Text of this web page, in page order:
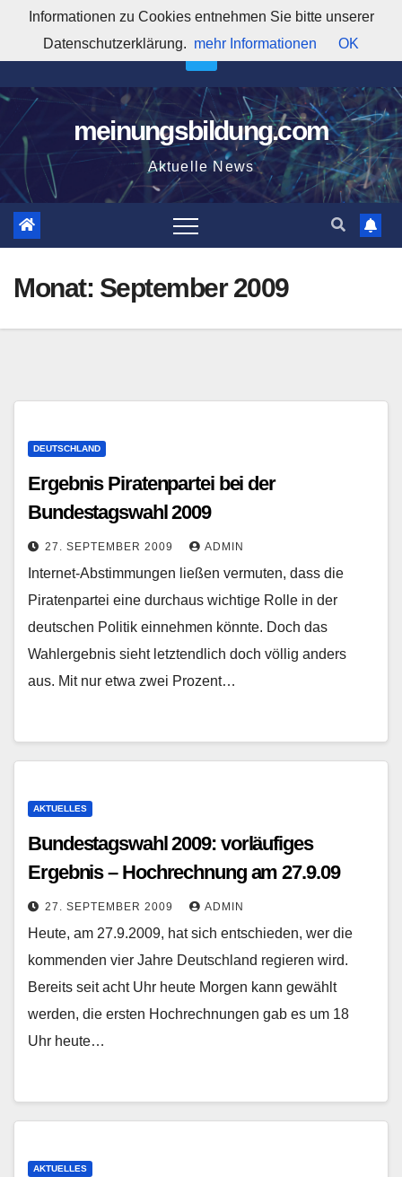
springen
4:36:54 AM
meinungsbildung.com
Aktuelle News
Monat: September 2009
DEUTSCHLAND
Ergebnis Piratenpartei bei der
Bundestagswahl 2009
27. SEPTEMBER 2009 ADMIN
Internet-Abstimmungen ließen vermuten, dass die
Piratenpartei eine durchaus wichtige Rolle in der
deutschen Politik einnehmen könnte. Doch das
Wahlergebnis sieht letztendlich doch völlig anders
aus. Mit nur etwa zwei Prozent…
AKTUELLES
Bundestagswahl 2009: vorläufiges
Ergebnis – Hochrechnung am 27.9.09
27. SEPTEMBER 2009 ADMIN
Heute, am 27.9.2009, hat sich entschieden, wer die
kommenden vier Jahre Deutschland regieren wird.
Bereits seit acht Uhr heute Morgen kann gewählt
werden, die ersten Hochrechnungen gab es um 18
Uhr heute…
AKTUELLES
Informationen zu Cookies entnehmen Sie bitte unserer
Datenschutzerklärung. mehr Informationen OK